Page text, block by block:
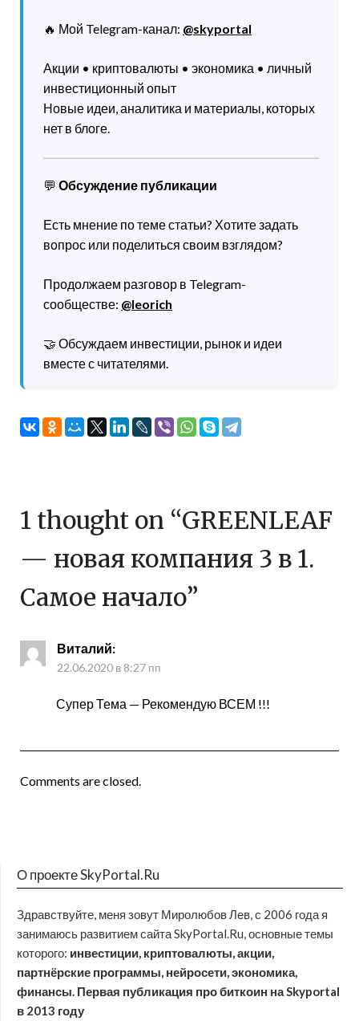
🔥 Мой Telegram-канал: @skyportal
Акции • криптовалюты • экономика • личный
инвестиционный опыт
Новые идеи, аналитика и материалы, которых
нет в блоге.
💬 Обсуждение публикации
Есть мнение по теме статьи? Хотите задать
вопрос или поделиться своим взглядом?
Продолжаем разговор в Telegram-
сообществе: @leorich
🤝 Обсуждаем инвестиции, рынок и идеи
вместе с читателями.
1 thought on “GREENLEAF
— новая компания 3 в 1.
Самое начало”
Виталий:
22.06.2020 в 8:27 пп
Супер Тема — Рекомендую ВСЕМ !!!
Comments are closed.
О проекте SkyPortal.Ru
Здравствуйте, меня зовут Миролюбов Лев, с 2006 года я
занимаюсь развитием сайта SkyPortal.Ru, основные темы
которого: инвестиции, криптовалюты, акции,
партнёрские программы, нейросети, экономика,
финансы. Первая публикация про биткоин на Skyportal
в 2013 году